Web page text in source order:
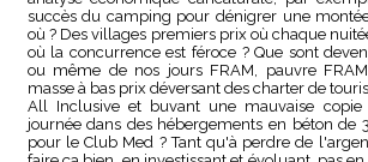
succès du camping pour dénigrer une
où ? Des villages premiers prix où chaque
où la concurrence est féroce ? Que sont
ou même de nos jours FRAM, pauvre
masse à bas prix déversant des charter de
All Inclusive et buvant une mauvaise
journée dans des hébergements en béton de
pour le Club Med ? Tant qu'à perdre de